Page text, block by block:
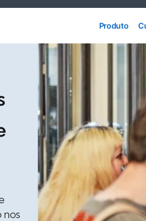
Produto
Produto